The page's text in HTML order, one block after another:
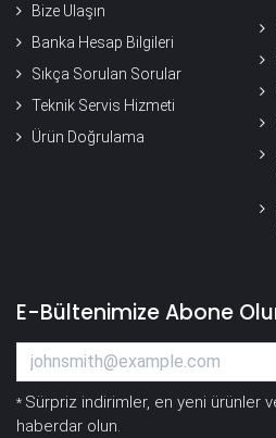
Bize Ulaşın
Banka Hesap Bilgileri
Sıkça Sorulan Sorular
Teknik Servis Hizmeti
Ürün Doğrulama
E-Bültenimize Abone
* Sürpriz indirimler, en yeni ürünler
haberdar olun.